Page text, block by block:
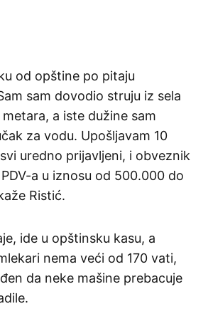
od opštine po pitaju
sam dovodio struju iz sela
a iste dužine sam
za vodu. Upošljavam 10
uredno prijavljeni, i obveznik
a u iznosu od 500.000 do
Ristić.
ide u opštinsku kasu, a
nema veći od 170 vati,
da neke mašine prebacuje